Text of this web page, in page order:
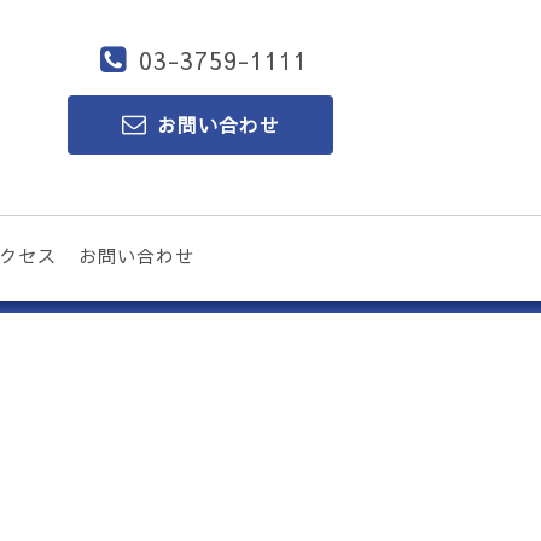
03-3759-1111
お問い合わせ
セス お問い合わせ